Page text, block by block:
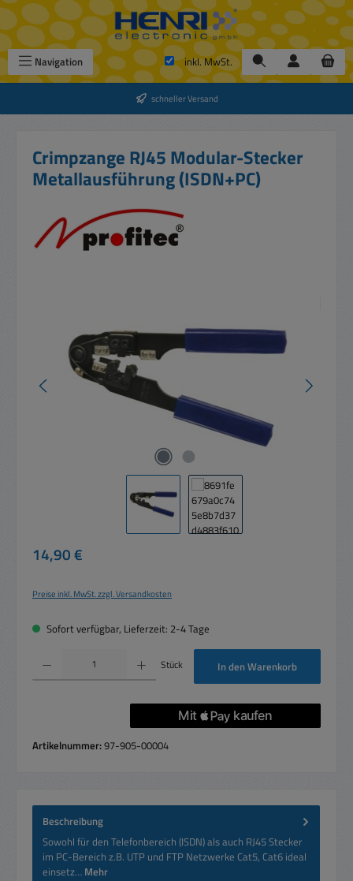
Zum Hauptinhalt springen
Navigation inkl. MwSt.
schneller Versand
Crimpzange RJ45 Modular-Stecker
Metallausführung (ISDN+PC)
Regulärer Preis:
14,90 €
Preise inkl. MwSt. zzgl. Versandkosten
Sofort verfügbar, Lieferzeit: 2-4 Tage
Produkt Anzahl: Gib den gewünschten Wert ein oder benutze die Schaltflächen um
Stück In den Warenkorb
Artikelnummer:97-905-00004
Beschreibung
Sowohl für den Telefonbereich (ISDN) als auch RJ45 Stecker
im PC-Bereich z.B. UTP und FTP Netzwerke Cat5, Cat6 ideal
einsetz… Mehr